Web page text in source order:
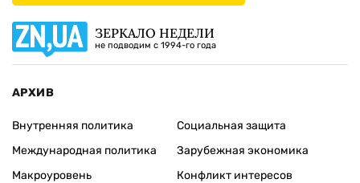
ЗЕРКАЛО НЕДЕЛИ
не подводим с 1994-го года
АРХИВ
Внутренняя политика
Международная политика
Макроуровень
Социальная защита
Зарубежная экономика
Конфликт интересов